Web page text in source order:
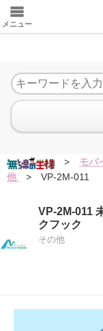
メニュー
> モバ
他
> VP-2M-011
VP-2M-011
クフック
その他